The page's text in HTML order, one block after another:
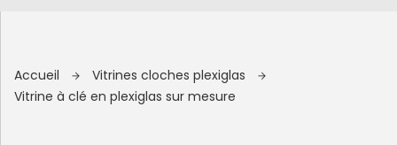
Accueil
Vitrines cloches plexiglas
Vitrine à clé en plexiglas sur mesure